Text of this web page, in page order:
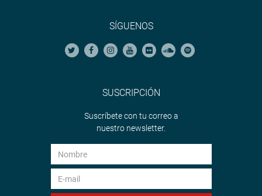
SÍGUENOS
SUSCRIPCIÓN
Suscríbete con tu correo a
nuestro newsletter.